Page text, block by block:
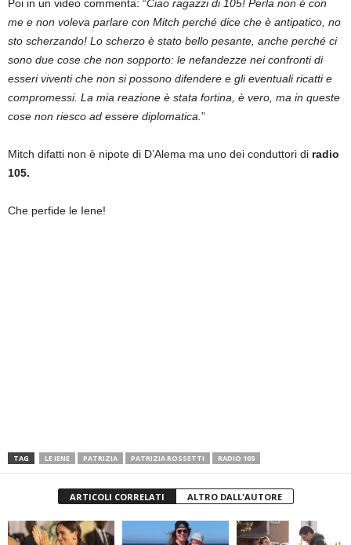
Poi in un video commenta: “Ciao ragazzi di 105! Perla non è con
me e non voleva parlare con Mitch perché dice che è antipatico, no
sto scherzando! Lo scherzo è stato bello pesante, anche perché ci
sono due cose che non sopporto: le nefandezze nei confronti di
esseri viventi che non si possono difendere e gli eventuali ricatti e
compromessi. La mia reazione è stata fortina, è vero, ma in queste
cose non riesco ad essere diplomatica.”
Mitch difatti non è nipote di D’Alema ma uno dei conduttori di radio
105.
Che perfide le Iene!
TAG LE IENE PATRIZIA PATRIZIA ROSSETTI RADIO 105
ARTICOLI CORRELATI ALTRO DALL'AUTORE